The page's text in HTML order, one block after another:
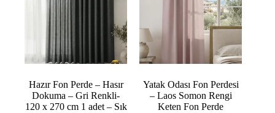
Hazır Fon Perde – Hasır
Dokuma – Gri Renkli-
120 x 270 cm 1 adet – Sık
Yatak Odası Fon Perdesi
– Laos Somon Rengi
Keten Fon Perde